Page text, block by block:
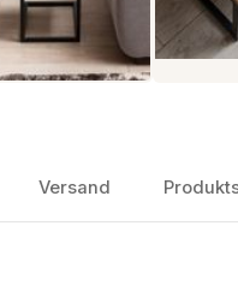
Versand